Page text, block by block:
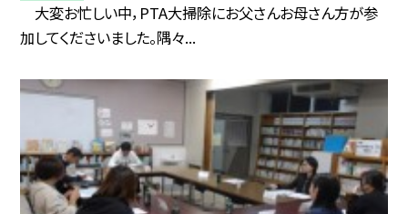
大変お忙しい中，PTA大掃除にお父さんお母さん方が参
加してくださいました。隅々...